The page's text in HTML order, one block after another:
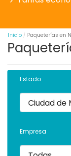
Inicio Paqueterías en
Estado
Empresa